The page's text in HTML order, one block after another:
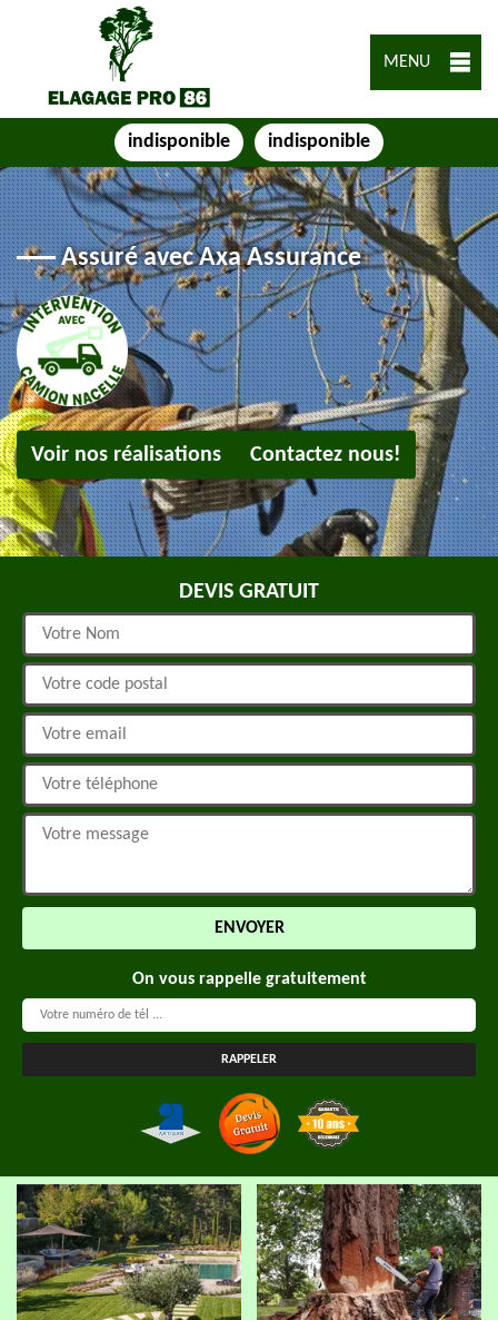
MENU
indisponible indisponible
Assuré avec Axa Assurance
Voir nos réalisations Contactez nous!
DEVIS GRATUIT
On vous rappelle gratuitement